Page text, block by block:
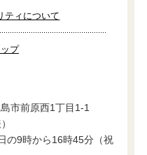
ティについて
プ
市前原西1丁目1-1
の9時から16時45分（祝